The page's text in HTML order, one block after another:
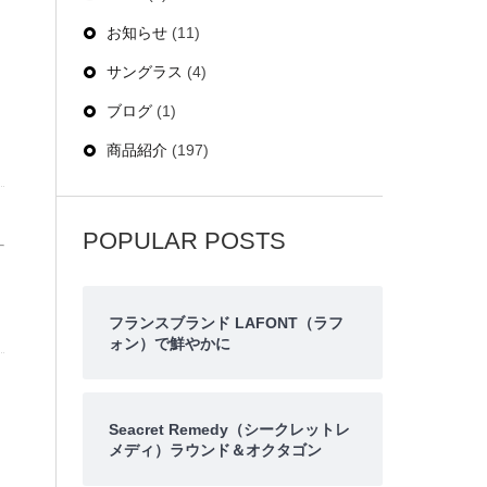
お知らせ (11)
サングラス (4)
ブログ (1)
商品紹介 (197)
POPULAR POSTS
フランスブランド LAFONT（ラフ
ォン）で鮮やかに
Seacret Remedy（シークレットレ
メディ）ラウンド＆オクタゴン